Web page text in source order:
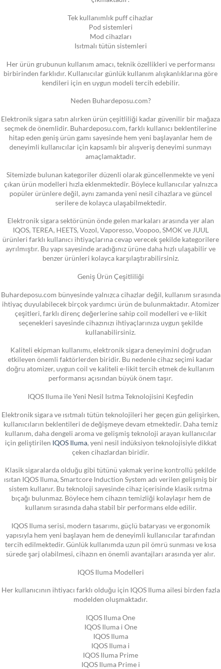
Tek kullanımlık puff cihazlar
Pod sistemleri
Mod cihazları
Isıtmalı tütün sistemleri
Her ürün grubunun kullanım amacı, teknik özellikleri ve performansı
birbirinden farklıdır. Kullanıcılar günlük kullanım alışkanlıklarına göre
kendileri için en uygun modeli tercih edebilir.
Neden Buhardeposu.com?
Elektronik sigara satın alırken ürün çeşitliliği kadar güvenilir bir mağaza
seçmek de önemlidir. Buhardeposu.com, farklı kullanıcı beklentilerine
hitap eden geniş ürün gamı sayesinde hem yeni başlayanlar hem de
deneyimli kullanıcılar için kapsamlı bir alışveriş deneyimi sunmayı
amaçlamaktadır.
Sitemizde bulunan kategoriler düzenli olarak güncellenmekte ve yeni
çıkan ürün modelleri hızla eklenmektedir. Böylece kullanıcılar yalnızca
popüler ürünlere değil, aynı zamanda yeni nesil cihazlara ve güncel
serilere de kolayca ulaşabilmektedir.
Elektronik sigara sektörünün önde gelen markaları arasında yer alan
IQOS, TEREA, HEETS, Vozol, Vaporesso, Voopoo, SMOK ve JUUL
ürünleri farklı kullanıcı ihtiyaçlarına cevap verecek şekilde kategorilere
ayrılmıştır. Bu yapı sayesinde aradığınız ürüne daha hızlı ulaşabilir ve
benzer ürünleri kolayca karşılaştırabilirsiniz.
Geniş Ürün Çeşitliliği
Buhardeposu.com bünyesinde yalnızca cihazlar değil, kullanım sırasında
ihtiyaç duyulabilecek birçok yardımcı ürün de bulunmaktadır. Atomizer
çeşitleri, farklı direnç değerlerine sahip coil modelleri ve e-likit
seçenekleri sayesinde cihazınızı ihtiyaçlarınıza uygun şekilde
kullanabilirsiniz.
Kaliteli ekipman kullanımı, elektronik sigara deneyimini doğrudan
etkileyen önemli faktörlerden biridir. Bu nedenle cihaz seçimi kadar
doğru atomizer, uygun coil ve kaliteli e-likit tercih etmek de kullanım
performansı açısından büyük önem taşır.
IQOS Iluma ile Yeni Nesil Isıtma Teknolojisini Keşfedin
Elektronik sigara ve ısıtmalı tütün teknolojileri her geçen gün gelişirken,
kullanıcıların beklentileri de değişmeye devam etmektedir. Daha temiz
kullanım, daha dengeli aroma ve gelişmiş teknoloji arayan kullanıcılar
için geliştirilen IQOS Iluma, yeni nesil indüksiyon teknolojisiyle dikkat
çeken cihazlardan biridir.
Klasik sigaralarda olduğu gibi tütünü yakmak yerine kontrollü şekilde
ısıtan IQOS Iluma, Smartcore Induction System adı verilen gelişmiş bir
sistem kullanır. Bu teknoloji sayesinde cihaz içerisinde klasik ısıtma
bıçağı bulunmaz. Böylece hem cihazın temizliği kolaylaşır hem de
kullanım sırasında daha stabil bir performans elde edilir.
IQOS Iluma serisi, modern tasarımı, güçlü bataryası ve ergonomik
yapısıyla hem yeni başlayan hem de deneyimli kullanıcılar tarafından
tercih edilmektedir. Günlük kullanımda uzun pil ömrü sunması ve kısa
sürede şarj olabilmesi, cihazın en önemli avantajları arasında yer alır.
IQOS Iluma Modelleri
Her kullanıcının ihtiyacı farklı olduğu için IQOS Iluma ailesi birden fazla
modelden oluşmaktadır.
IQOS Iluma One
IQOS Iluma i One
IQOS Iluma
IQOS Iluma i
IQOS Iluma Prime
IQOS Iluma Prime i